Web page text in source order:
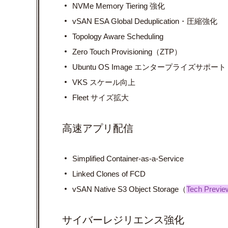
NVMe Memory Tiering 強化
vSAN ESA Global Deduplication・圧縮強化
Topology Aware Scheduling
Zero Touch Provisioning（ZTP）
Ubuntu OS Image エンタープライズサポート
VKS スケール向上
Fleet サイズ拡大
高速アプリ配信
Simplified Container-as-a-Service
Linked Clones of FCD
vSAN Native S3 Object Storage（Tech
サイバーレジリエンス強化